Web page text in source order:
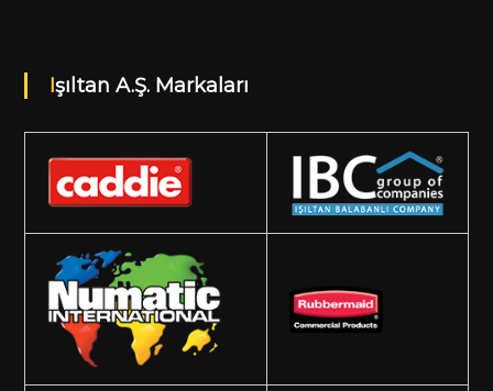
Işıltan A.Ş. Markaları